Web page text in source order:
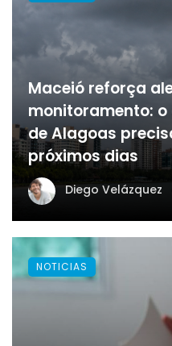
Maceió reforça
monitoramento:
de Alagoas
próximos dias
Diego Velázquez
NOTICIAS